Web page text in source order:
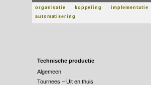
organisatie koppeling
implementatie
automatisering
Technische productie
Algemeen
Tournees – Uit en thuis